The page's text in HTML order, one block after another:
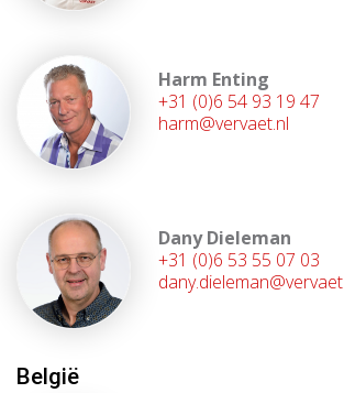
Harm Enting
+31 (0)6 54 93 19 47
harm@vervaet.nl
Dany Dieleman
+31 (0)6 53 55 07 03
België